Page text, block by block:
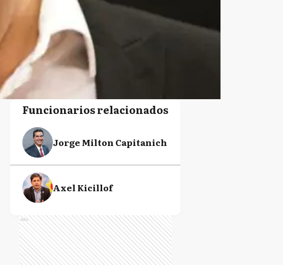
Funcionarios relacionados
Jorge Milton Capitanich
Axel Kicillof
Ads